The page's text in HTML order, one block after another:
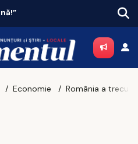
conduce topul
Economie